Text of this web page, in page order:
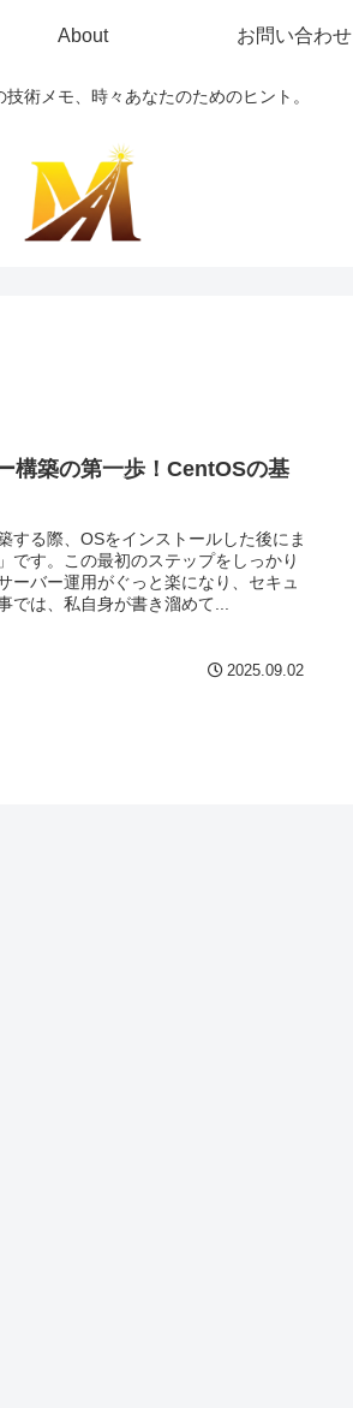
術メモ、時々あなたのためのヒント。
About お問い合わせ
構築の第一歩！CentOSの基
する際、OSをインストールした後にま
です。この最初のステップをしっかり
ーバー運用がぐっと楽になり、セキュ
では、私自身が書き溜めて...
2025.09.02